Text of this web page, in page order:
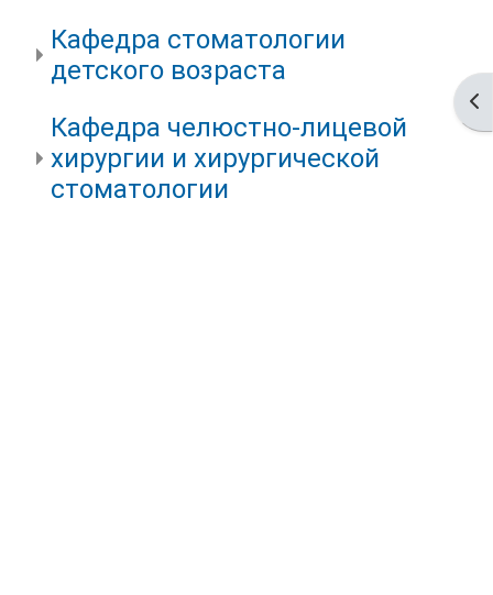
Кафедра стоматологии
детского возраста
Кафедра челюстно-лицевой
хирургии и хирургической
стоматологии